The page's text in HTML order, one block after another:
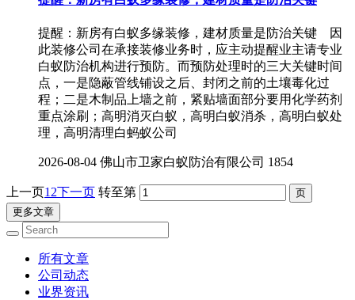
提醒：新房有白蚁多缘装修，建材质量是防治关键 因
此装修公司在承接装修业务时，应主动提醒业主请专业
白蚁防治机构进行预防。而预防处理时的三大关键时间
点，一是隐蔽管线铺设之后、封闭之前的土壤毒化过
程；二是木制品上墙之前，紧贴墙面部分要用化学药剂
重点涂刷；高明消灭白蚁，高明白蚁消杀，高明白蚁处
理，高明清理白蚂蚁公司
2026-08-04 佛山市卫家白蚁防治有限公司 1854
上一页1 2下一页 转至第
更多文章
所有文章
公司动态
业界资讯